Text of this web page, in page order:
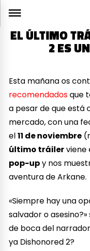
EL ÚLTIMO
2 ES
Esta mañana os
recomendadosque
a pesar de que está
mercado, con una
el11 de noviembre
último tráilerviene
pop-upy nos
aventura de Arkane.
«Siempre hay una
salvador o
de boca del
ya Dishonored 2?